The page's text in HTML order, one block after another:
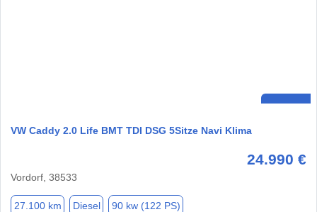
VW Caddy 2.0 Life BMT TDI DSG 5Sitze Navi Klima
24.990 €
Vordorf, 38533
27.100 km Diesel 90 kw (122 PS)